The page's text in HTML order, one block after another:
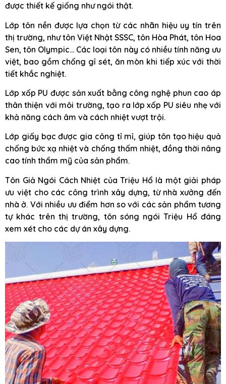
được thiết kế giống như ngói thật.
Lớp tôn nền được lựa chọn từ các nhãn hiệu uy tín trên
thị trường, như tôn Việt Nhật SSSC, tôn Hòa Phát, tôn Hoa
Sen, tôn Olympic… Các loại tôn này có nhiều tính năng ưu
việt, bao gồm chống gỉ sét, ăn mòn khi tiếp xúc với thời
tiết khắc nghiệt.
Lớp xốp PU được sản xuất bằng công nghệ phun cao áp
thân thiện với môi trường, tạo ra lớp xốp PU siêu nhẹ với
khả năng cách âm và cách nhiệt vượt trội.
Lớp giấy bạc được gia công tỉ mỉ, giúp tôn tạo hiệu quả
chống bức xạ nhiệt và chống thấm nhiệt, đồng thời nâng
cao tính thẩm mỹ của sản phẩm.
Tôn Giả Ngói Cách Nhiệt của Triệu Hổ là một giải pháp
ưu việt cho các công trình xây dựng, từ nhà xưởng đến
nhà ở. Với nhiều ưu điểm hơn so với các sản phẩm tương
tự khác trên thị trường, tôn sóng ngói Triệu Hổ đáng
xem xét cho các dự án xây dựng.